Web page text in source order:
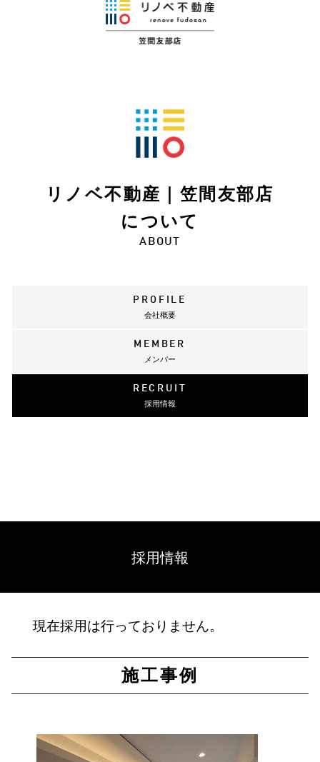
リノベ不動産｜笠間友部店
について
ABOUT
PROFILE
会社概要
MEMBER
メンバー
RECRUIT
採用情報
採用情報
現在採用は行っておりません。
施工事例